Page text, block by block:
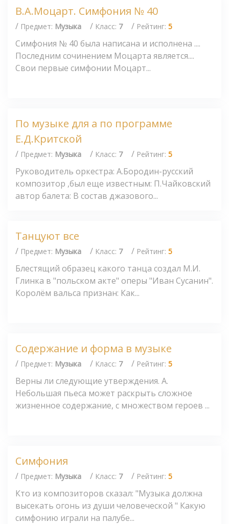
В.А.Моцарт. Симфония № 40
/ Предмет: Музыка / Класс: 7 / Рейтинг: 5
Симфония № 40 была написана и исполнена ....
Последним сочинением Моцарта является....
Свои первые симфонии Моцарт...
По музыке для а по программе
Е.Д.Критской
/ Предмет: Музыка / Класс: 7 / Рейтинг: 5
Руководитель оркестра: А.Бородин-русский
композитор ,был еще известным: П.Чайковский
автор балета: В состав джазового...
Танцуют все
/ Предмет: Музыка / Класс: 7 / Рейтинг: 5
Блестящий образец какого танца создал М.И.
Глинка в "польском акте" оперы "Иван Сусанин".
Королём вальса признан: Как...
Содержание и форма в музыке
/ Предмет: Музыка / Класс: 7 / Рейтинг: 5
Верны ли следующие утверждения. А.
Небольшая пьеса может раскрыть сложное
жизненное содержание, с множеством героев ...
Симфония
/ Предмет: Музыка / Класс: 7 / Рейтинг: 5
Кто из композиторов сказал: "Музыка должна
высекать огонь из души человеческой " Какую
симфонию играли на палубе...